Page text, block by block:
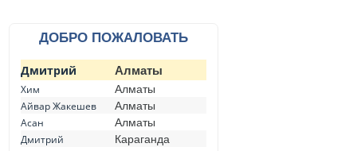
ДОБРО ПОЖАЛОВАТЬ
Дмитрий Алматы
Хим Алматы
Айвар Жакешев Алматы
Асан Алматы
Дмитрий Караганда